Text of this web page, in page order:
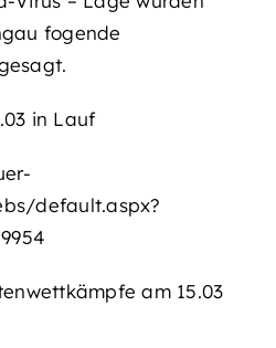
fogende
in Lauf
default.aspx?
am 15.03